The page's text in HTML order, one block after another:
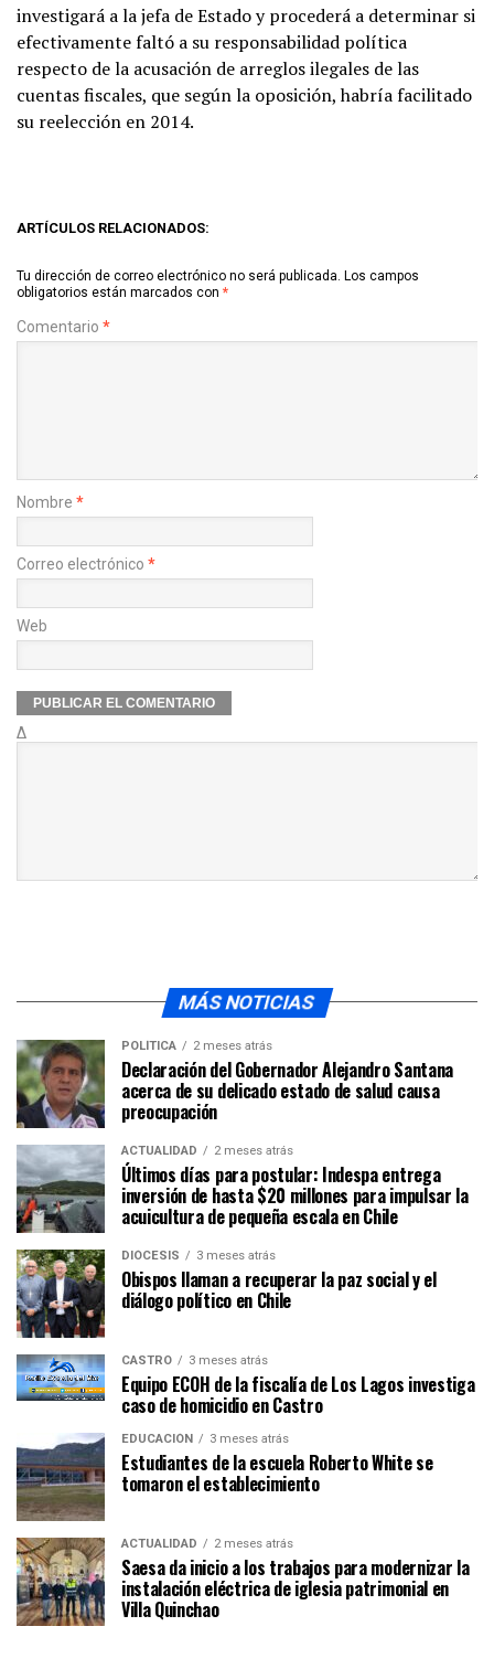
investigará a la jefa de Estado y procederá a determinar si
efectivamente faltó a su responsabilidad política
respecto de la acusación de arreglos ilegales de las
cuentas fiscales, que según la oposición, habría facilitado
su reelección en 2014.
ARTÍCULOS RELACIONADOS:
Tu dirección de correo electrónico no será publicada. Los campos
obligatorios están marcados con *
Comentario *
Nombre *
Correo electrónico *
Web
Δ
MÁS NOTICIAS
POLÍTICA 2 meses atrás
Declaración del Gobernador Alejandro Santana
acerca de su delicado estado de salud causa
preocupación
ACTUALIDAD 2 meses atrás
Últimos días para postular: Indespa entrega
inversión de hasta $20 millones para impulsar la
acuicultura de pequeña escala en Chile
DIÓCESIS 3 meses atrás
Obispos llaman a recuperar la paz social y el
diálogo político en Chile
CASTRO 3 meses atrás
Equipo ECOH de la fiscalía de Los Lagos investiga
caso de homicidio en Castro
EDUCACIÓN 3 meses atrás
Estudiantes de la escuela Roberto White se
tomaron el establecimiento
ACTUALIDAD 2 meses atrás
Saesa da inicio a los trabajos para modernizar la
instalación eléctrica de iglesia patrimonial en
Villa Quinchao